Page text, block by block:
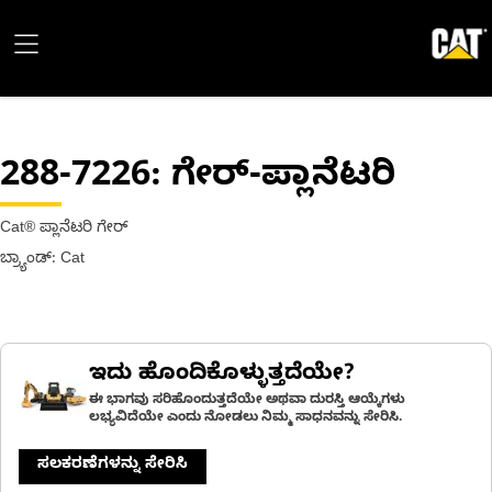
288-7226: ಗೇರ್-ಪ್ಲಾನೆಟರಿ
Cat® ಪ್ಲಾನೆಟರಿ ಗೇರ್
ಬ್ರ್ಯಾಂಡ್: Cat
ಇದು ಹೊಂದಿಕೊಳ್ಳುತ್ತದೆಯೇ?
ಈ ಭಾಗವು ಸರಿಹೊಂದುತ್ತದೆಯೇ ಅಥವಾ ದುರಸ್ತಿ ಆಯ್ಕೆಗಳು
ಲಭ್ಯವಿದೆಯೇ ಎಂದು ನೋಡಲು ನಿಮ್ಮ ಸಾಧನವನ್ನು ಸೇರಿಸಿ.
ಸಲಕರಣೆಗಳನ್ನು ಸೇರಿಸಿ